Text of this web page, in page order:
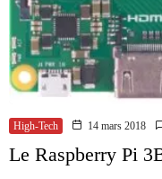
High-Tech 14 mars 2018
Le Raspberry Pi